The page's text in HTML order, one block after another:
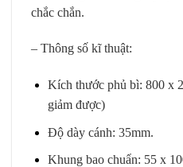
chắc chắn.
– Thông số kĩ thuật:
Kích thước phủ bì: 800 x
giảm được)
Độ dày cánh: 35mm.
Khung bao chuẩn: 55 x